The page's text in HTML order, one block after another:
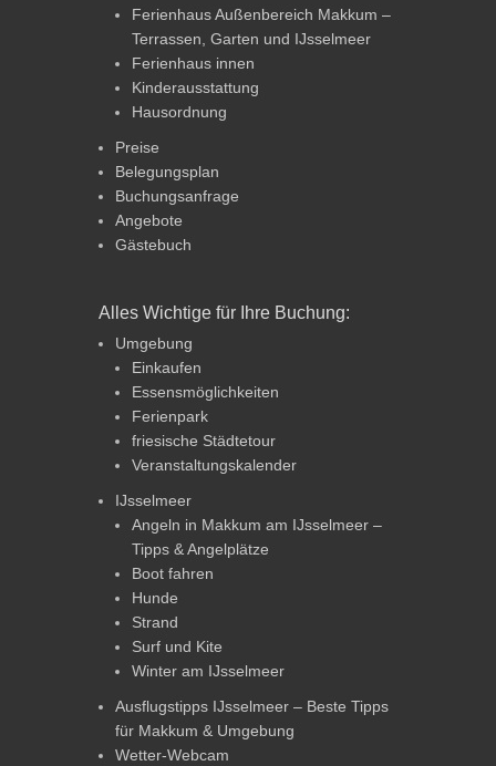
Ferienhaus Außenbereich Makkum –
Terrassen, Garten und IJsselmeer
Ferienhaus innen
Kinderausstattung
Hausordnung
Preise
Belegungsplan
Buchungsanfrage
Angebote
Gästebuch
Alles Wichtige für Ihre Buchung:
Umgebung
Einkaufen
Essensmöglichkeiten
Ferienpark
friesische Städtetour
Veranstaltungskalender
IJsselmeer
Angeln in Makkum am IJsselmeer –
Tipps & Angelplätze
Boot fahren
Hunde
Strand
Surf und Kite
Winter am IJsselmeer
Ausflugstipps IJsselmeer – Beste Tipps
für Makkum & Umgebung
Wetter-Webcam